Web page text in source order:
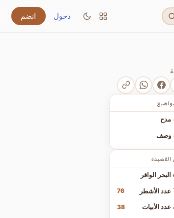
دخول انضم
مدح
وصف
القصيدة
البحر الوافر
عدد الأشطر 76
عدد الأبيات 38